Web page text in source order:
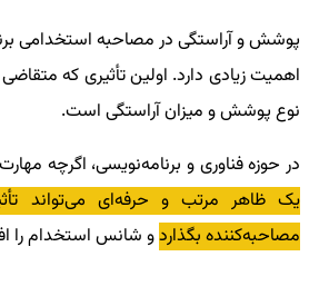
پوشش و آراستگی در مصاحبه استخدامی
اهمیت زیادی دارد. اولین تأثیری که
نوع پوشش و میزان آراستگی است.
در حوزه فناوری و برنامه‌نویسی، اگرچه
یک ظاهر مرتب و حرفه‌ای می‌تواند
مصاحبه‌کننده بگذاردو شانس استخدام را